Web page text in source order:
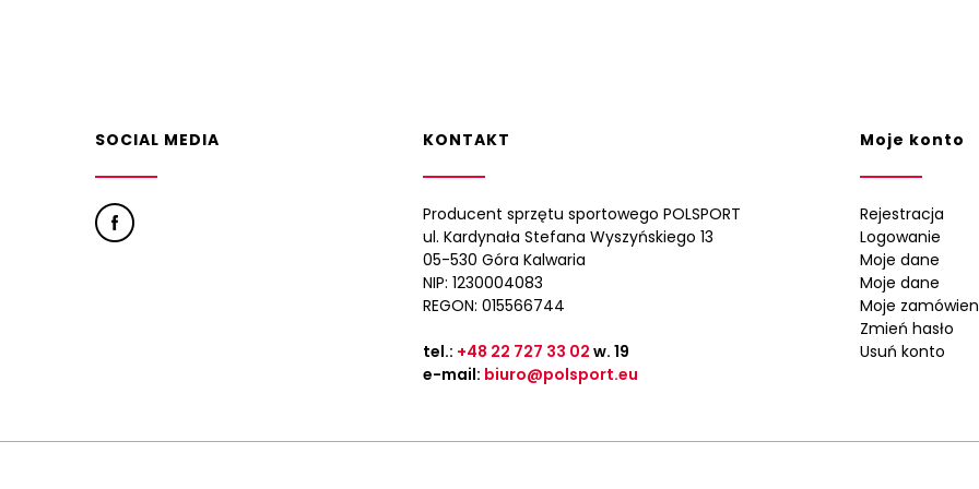
SOCIAL MEDIA KONTAKT
Producent sprzętu sportowego POLSPORT
ul. Kardynała Stefana Wyszyńskiego 13
05-530 Góra Kalwaria
NIP: 1230004083
REGON: 015566744
tel.: +48 22 727 33 02 w. 19
e-mail: biuro@polsport.eu
Moje konto
Rejestracja
Logowanie
Moje dane
Moje dane
Moje
Zmień hasło
Usuń konto